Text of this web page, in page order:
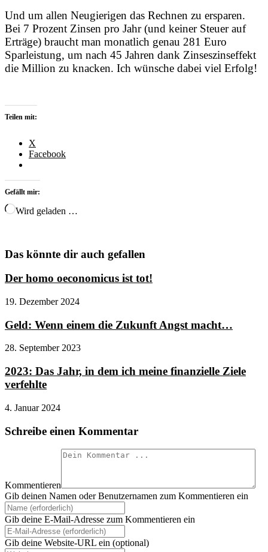
Und um allen Neugierigen das Rechnen zu ersparen.
Bei 7 Prozent Zinsen pro Jahr (und keiner Steuer auf
Erträge) braucht man monatlich genau 281 Euro
Sparleistung, um nach 45 Jahren dank Zinseszinseffekt
die Million zu knacken. Ich wünsche dabei viel Erfolg!
Teilen mit:
X
Facebook
Gefällt mir:
Wird geladen …
Das könnte dir auch gefallen
Der homo oeconomicus ist tot!
19. Dezember 2024
Geld: Wenn einem die Zukunft Angst macht…
28. September 2023
2023: Das Jahr, in dem ich meine finanzielle Ziele
verfehlte
4. Januar 2024
Schreibe einen Kommentar
Kommentieren
Gib deinen Namen oder Benutzernamen zum Kommentieren ein
Gib deine E-Mail-Adresse zum Kommentieren ein
Gib deine Website-URL ein (optional)